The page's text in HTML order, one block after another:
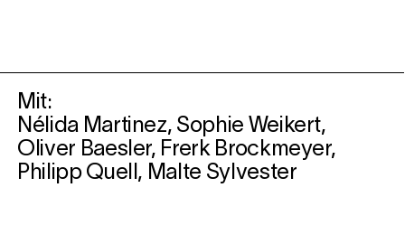
Mit:
Nélida Martinez, Sophie Weikert,
Oliver Baesler, Frerk Brockmeyer,
Philipp Quell, Malte Sylvester